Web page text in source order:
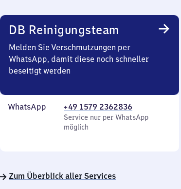
DB Reinigungsteam
Melden Sie Verschmutzungen per
WhatsApp, damit diese noch schneller
beseitigt werden
WhatsApp +49 1579 2362836
Service nur per WhatsApp
möglich
Zum Überblick aller Services